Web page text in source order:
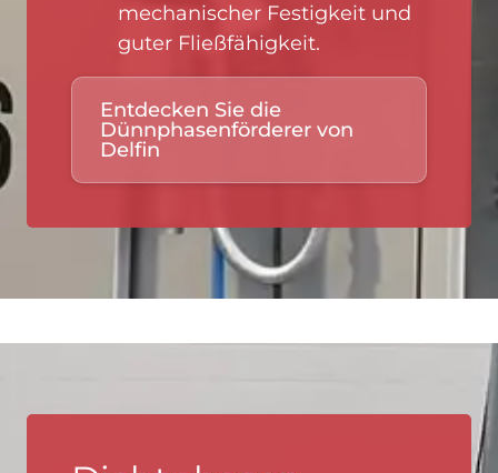
mechanischer Festigkeit und
guter Fließfähigkeit.
Entdecken Sie die
Dünnphasenförderer von
Delfin